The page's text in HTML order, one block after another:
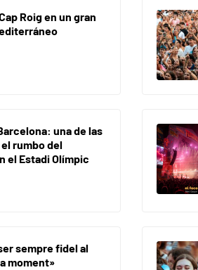
Roig en un gran
una de las
rumbo del
el Estadi Olímpic
sempre fidel al
moment»